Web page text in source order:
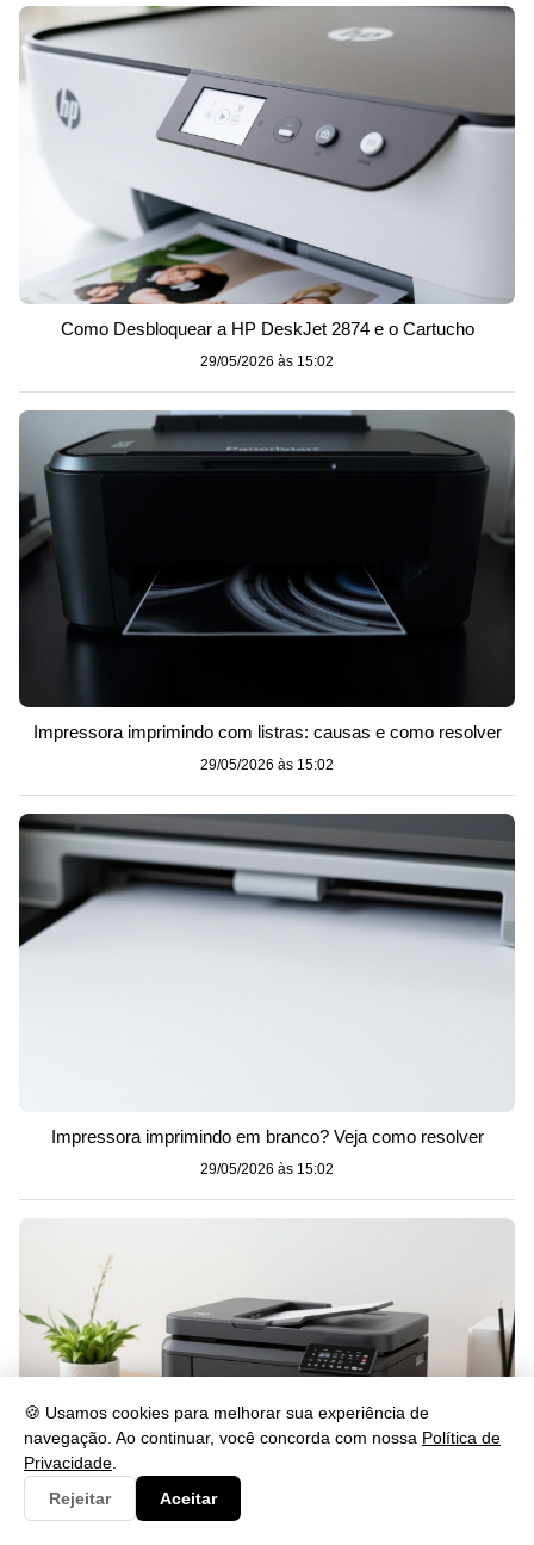
🍪 Usamos cookies para melhorar sua experiência de
navegação. Ao continuar, você concorda com nossa Política de
Privacidade
Rejeitar
Aceitar
Como Desbloquear a HP DeskJet 2874 e o Cartucho
29/05/2026 às 15:02
Impressora imprimindo com listras: causas e como resolver
29/05/2026 às 15:02
Impressora imprimindo em branco? Veja como resolver
29/05/2026 às 15:02